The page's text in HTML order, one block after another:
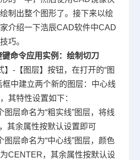
制出整个图形了。接下来以绘
介绍一下浩辰CAD软件中CAD
巧。
命令应用实例：绘制切刀
】-【图层】按钮，在打开的“图
框中建立两个新的图层：中心线
其特性设置如下：
图层命名为“粗实线”图层，将线
其余属性按默认设置即可
图层命名为“中心线”图层，颜色
CENTER，其余属性按默认设